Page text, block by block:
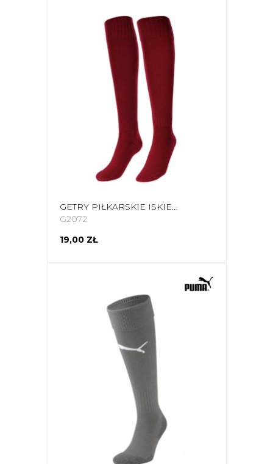
GETRY PIŁKARSKIE ISKIERKA JUNIOR 38-41 BORDOWE
G2072
19,00 ZŁ